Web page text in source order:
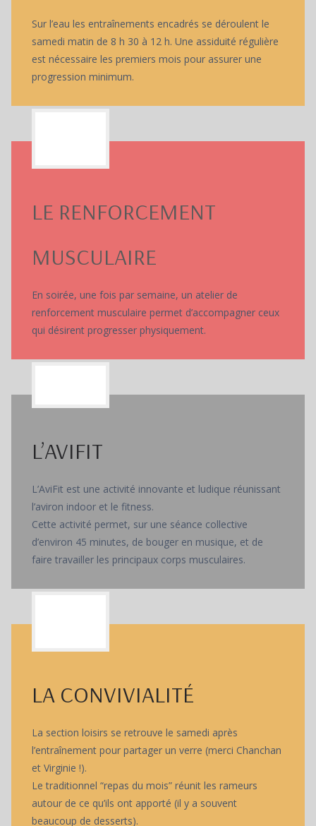
Sur l’eau les entraînements encadrés se déroulent le
samedi matin de 8 h 30 à 12 h. Une assiduité régulière
est nécessaire les premiers mois pour assurer une
progression minimum.
LE RENFORCEMENT
MUSCULAIRE
En soirée, une fois par semaine, un atelier de
renforcement musculaire permet d’accompagner ceux
qui désirent progresser physiquement.
L’AVIFIT
L’AviFit est une activité innovante et ludique réunissant
l’aviron indoor et le fitness.
Cette activité permet, sur une séance collective
d’environ 45 minutes, de bouger en musique, et de
faire travailler les principaux corps musculaires.
LA CONVIVIALITÉ
La section loisirs se retrouve le samedi après
l’entraînement pour partager un verre (merci Chanchan
et Virginie !).
Le traditionnel “repas du mois” réunit les rameurs
autour de ce qu’ils ont apporté (il y a souvent
beaucoup de desserts).